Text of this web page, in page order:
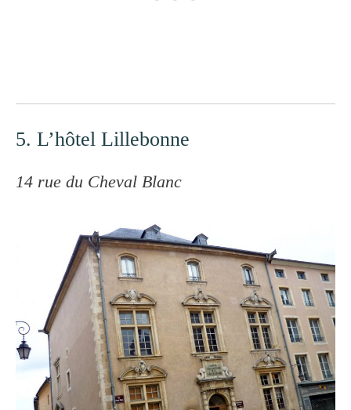
5. L’hôtel Lillebonne
14 rue du Cheval Blanc